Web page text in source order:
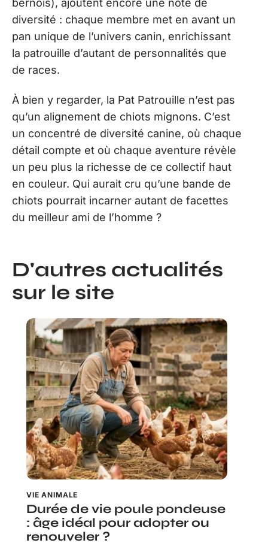
bernois), ajoutent encore une note de
diversité : chaque membre met en avant un
pan unique de l’univers canin, enrichissant
la patrouille d’autant de personnalités que
de races.
À bien y regarder, la Pat Patrouille n’est pas
qu’un alignement de chiots mignons. C’est
un concentré de diversité canine, où chaque
détail compte et où chaque aventure révèle
un peu plus la richesse de ce collectif haut
en couleur. Qui aurait cru qu’une bande de
chiots pourrait incarner autant de facettes
du meilleur ami de l’homme ?
D'autres actualités
sur le site
VIE ANIMALE
Durée de vie poule pondeuse
: âge idéal pour adopter ou
renouveler ?